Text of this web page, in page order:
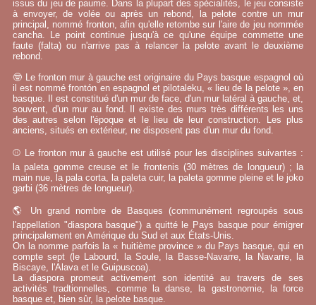
issus du jeu de paume. Dans la plupart des spécialités, le jeu consiste
à envoyer, de volée ou après un rebond, la pelote contre un mur
principal, nommé fronton, afin qu'elle retombe sur l'aire de jeu nommée
cancha. Le point continue jusqu'à ce qu'une équipe commette une
faute (falta) ou n'arrive pas à relancer la pelote avant le deuxième
rebond.
🤓 Le fronton mur à gauche est originaire du Pays basque espagnol où
il est nommé frontón en espagnol et pilotaleku, « lieu de la pelote », en
basque. Il est constitué d'un mur de face, d'un mur latéral à gauche, et,
souvent, d'un mur au fond. Il existe des murs très différents les uns
des autres selon l'époque et le lieu de leur construction. Les plus
anciens, situés en extérieur, ne disposent pas d'un mur du fond.
⚾ Le fronton mur à gauche est utilisé pour les disciplines suivantes :
la paleta gomme creuse et le frontenis (30 mètres de longueur) ; la
main nue, la pala corta, la paleta cuir, la paleta gomme pleine et le joko
garbi (36 mètres de longueur).
🌎 Un grand nombre de Basques (communément regroupés sous
l'appellation "diaspora basque") a quitté le Pays basque pour émigrer
principalement en Amérique du Sud et aux États-Unis.
On la nomme parfois la « huitième province » du Pays basque, qui en
compte sept (le Labourd, la Soule, la Basse-Navarre, la Navarre, la
Biscaye, l'Alava et le Guipuscoa).
La diaspora promeut activement son identité au travers de ses
activités tradtionnelles, comme la danse, la gastronomie, la force
basque et, bien sûr, la pelote basque.